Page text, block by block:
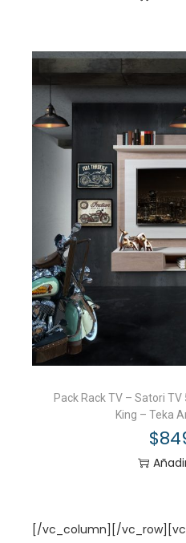
Pack Rack TV – Satori
King – Teka
$
[/vc_column][/